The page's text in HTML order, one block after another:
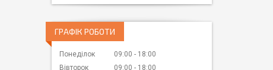
ГРАФІК РОБОТИ
Понеділок 09:00
18:00
Вівторок
09:00 18:00